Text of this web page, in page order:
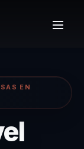
EN
–